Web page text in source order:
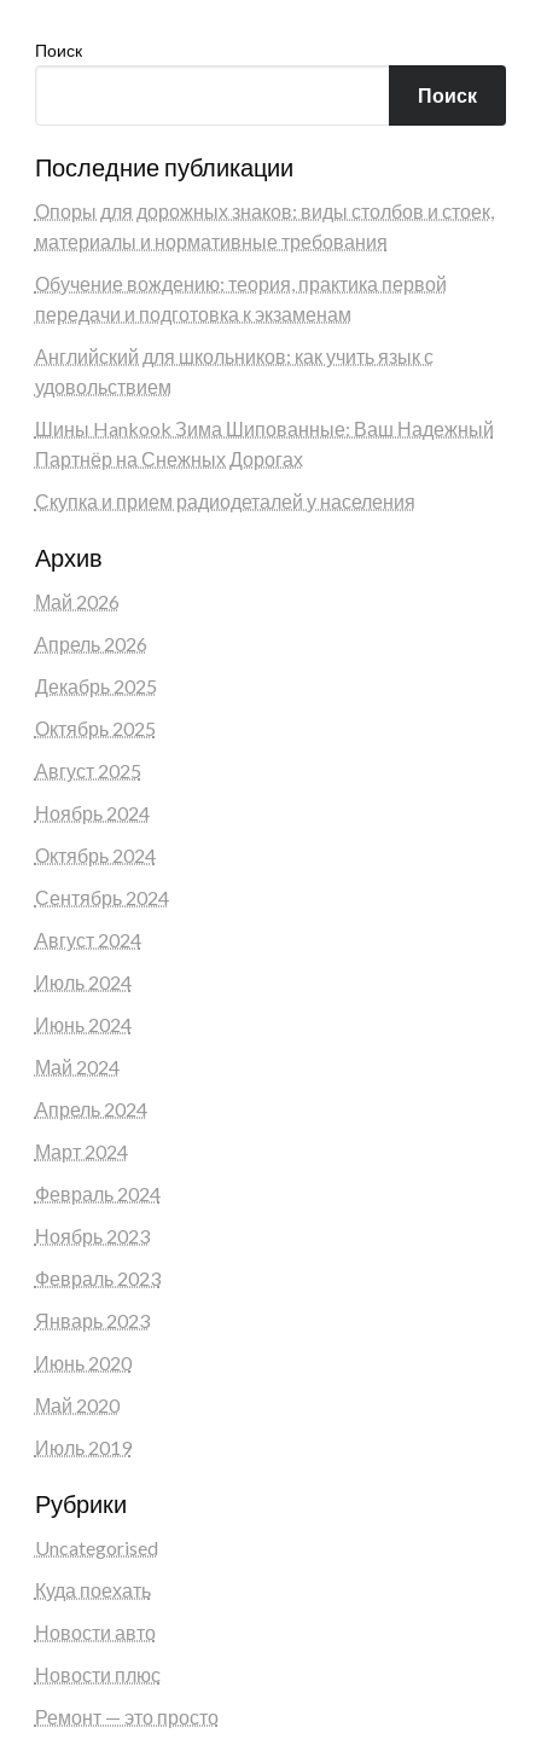
Поиск
Поиск
Последние публикации
Опоры для дорожных знаков: виды столбов и стоек,
материалы и нормативные требования
Обучение вождению: теория, практика первой
передачи и подготовка к экзаменам
Английский для школьников: как учить язык с
удовольствием
Шины Hankook Зима Шипованные: Ваш Надежный
Партнёр на Снежных Дорогах
Скупка и прием радиодеталей у населения
Архив
Май 2026
Апрель 2026
Декабрь 2025
Октябрь 2025
Август 2025
Ноябрь 2024
Октябрь 2024
Сентябрь 2024
Август 2024
Июль 2024
Июнь 2024
Май 2024
Апрель 2024
Март 2024
Февраль 2024
Ноябрь 2023
Февраль 2023
Январь 2023
Июнь 2020
Май 2020
Июль 2019
Рубрики
Uncategorised
Куда поехать
Новости авто
Новости плюс
Ремонт — это просто